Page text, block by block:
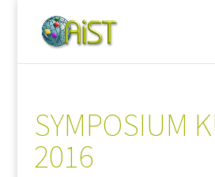
SYMPOSIUM
2016